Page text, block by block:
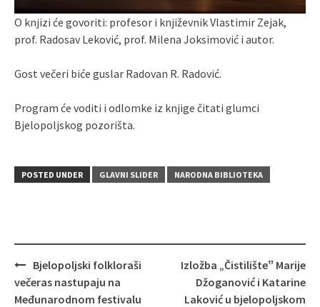
O knjizi će govoriti: profesor i književnik Vlastimir Zejak,
prof. Radosav Leković, prof. Milena Joksimović i autor.
Gost večeri biće guslar Radovan R. Radović.
Program će voditi i odlomke iz knjige čitati glumci
Bjelopoljskog pozorišta.
POSTED UNDER GLAVNI SLIDER NARODNA BIBLIOTEKA
Post
navigation
Bjelopoljski folkloraši
večeras nastupaju na
Međunarodnom festivalu
Izložba „Čistilišteˮ Marije
Džoganović i Katarine
Laković u bjelopoljskom